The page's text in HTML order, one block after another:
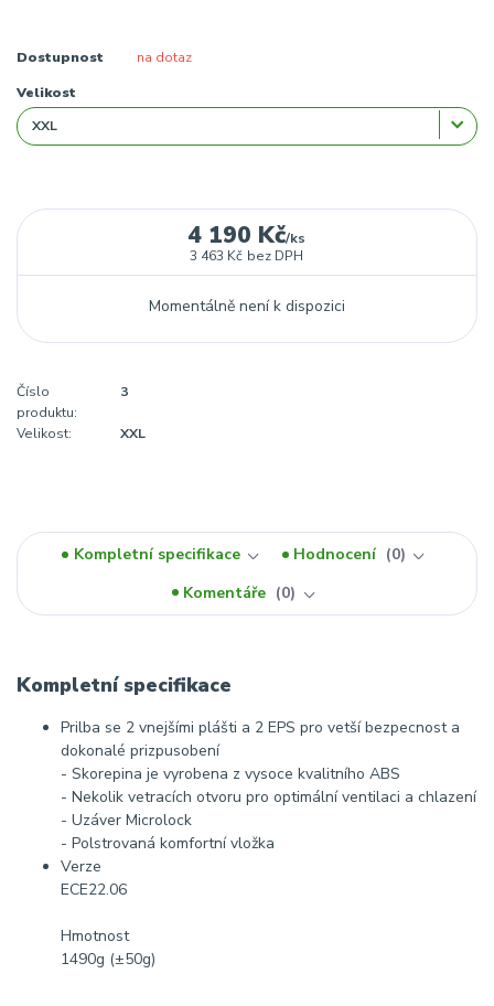
Dostupnost na dotaz
Velikost
4 190 Kč/ks
3 463 Kč bez DPH
Momentálně není k dispozici
Číslo
produktu:
3
Velikost: XXL
Kompletní specifikace Hodnocení
0
Komentáře
0
Kompletní specifikace
Prilba se 2 vnejšími plášti a 2 EPS pro vetší bezpecnost a
dokonalé prizpusobení
- Skorepina je vyrobena z vysoce kvalitního ABS
- Nekolik vetracích otvoru pro optimální ventilaci a chlazení
- Uzáver Microlock
- Polstrovaná komfortní vložka
Verze
ECE22.06
Hmotnost
1490g (±50g)